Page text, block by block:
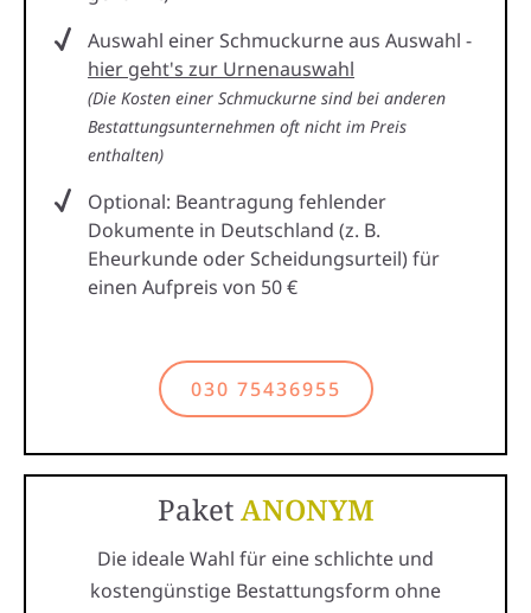
Auswahl einer Schmuckurne aus Auswahl -
hier geht's zur Urnenauswahl
(Die Kosten einer Schmuckurne sind bei anderen
Bestattungsunternehmen oft nicht im Preis
enthalten)
Optional: Beantragung fehlender
Dokumente in Deutschland (z. B.
Eheurkunde oder Scheidungsurteil) für
einen Aufpreis von 50 €
030 75436955
PaketANONYM
Die ideale Wahl für eine schlichte und
kostengünstige Bestattungsform ohne